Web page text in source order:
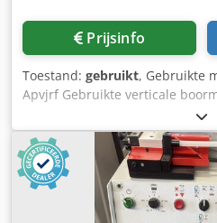
werkstukklemmen en de extra
nauwkeurig boren mogelijk.
en onderrand) te detecteren,
correctie/aanpassing van het
TOEPASSING: ProTec biedt
toepassing en werd enerzijds
CNC voor kleine en
als tweede machine bij een
om productieknelpunten op dit
TOEPASSINGSGEBIEDEN:
Prijsinfo
Toestand: gebruikt, Gebruikte
Apvjrf Gebruikte verticale
30 Uitrusting en technische
elk 15 spindels Verdeling 32
650 mm Afstand tussen de
Spindelsnelheid 2800 tpm
Inspanhoogte van de
hoogte 850 mm Perslucht